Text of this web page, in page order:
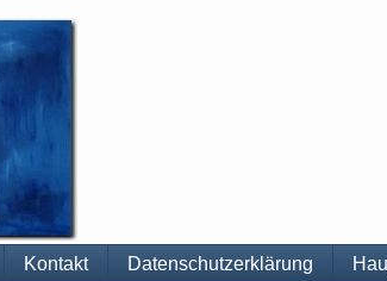
Kontakt Datenschutzerklärung